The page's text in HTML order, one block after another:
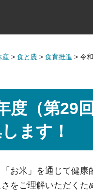
産 > 食と農 > 食育推進 > 令
度（第29
ます！
お米」を通じて健
をご理解いただくた